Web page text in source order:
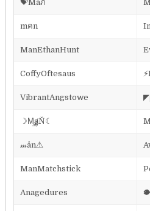
💝Maภ
mคn
ManEthanHunt
CoffyOftesaus
VibrantAngstowe
☽M͢͢͢ⱥŇ☾
𝓂ån⚠
ManMatchstick
Anagedures